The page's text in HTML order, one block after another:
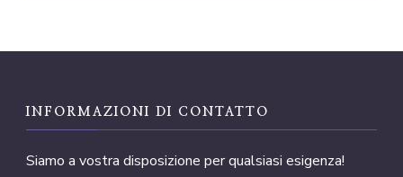
INFORMAZIONI DI CONTATTO
Siamo a vostra disposizione per qualsiasi esigenza!